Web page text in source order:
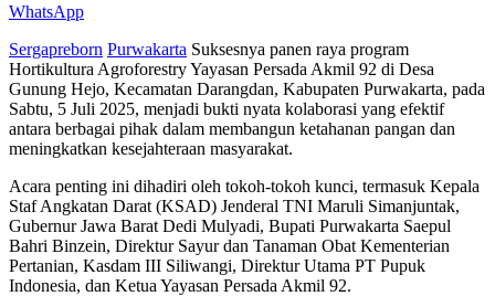
WhatsApp
Sergapreborn Purwakarta Suksesnya panen raya program
Hortikultura Agroforestry Yayasan Persada Akmil 92 di Desa
Gunung Hejo, Kecamatan Darangdan, Kabupaten Purwakarta, pada
Sabtu, 5 Juli 2025, menjadi bukti nyata kolaborasi yang efektif
antara berbagai pihak dalam membangun ketahanan pangan dan
meningkatkan kesejahteraan masyarakat.
Acara penting ini dihadiri oleh tokoh-tokoh kunci, termasuk Kepala
Staf Angkatan Darat (KSAD) Jenderal TNI Maruli Simanjuntak,
Gubernur Jawa Barat Dedi Mulyadi, Bupati Purwakarta Saepul
Bahri Binzein, Direktur Sayur dan Tanaman Obat Kementerian
Pertanian, Kasdam III Siliwangi, Direktur Utama PT Pupuk
Indonesia, dan Ketua Yayasan Persada Akmil 92.